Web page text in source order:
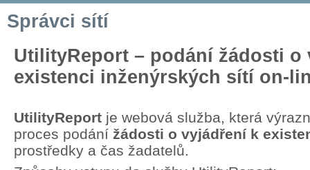
Správci sítí
UtilityReport – podání žádosti o
existenci inženýrských sítí on-
UtilityReport je webová služba, která
proces podání žádosti o vyjádření k
prostředky a čas žadatelů.